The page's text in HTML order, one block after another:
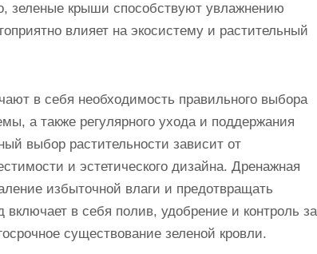
зеленые крыши способствуют увлажнению
влияет на экосистему и растительный
в себя необходимость правильного выбора
а также регулярного ухода и поддержания
выбор растительности зависит от
и эстетического дизайна. Дренажная
избыточной влаги и предотвращать
в себя полив, удобрение и контроль за
существование зеленой кровли.